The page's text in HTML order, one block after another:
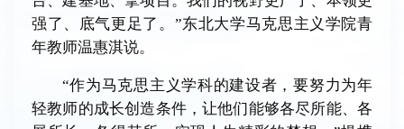
强了、底气更足了。”东北大学马克思主义学院青
年教师温惠淇说。
“作为马克思主义学科的建设者，要努力为年
轻教师的成长创造条件，让他们能够各尽所能、各